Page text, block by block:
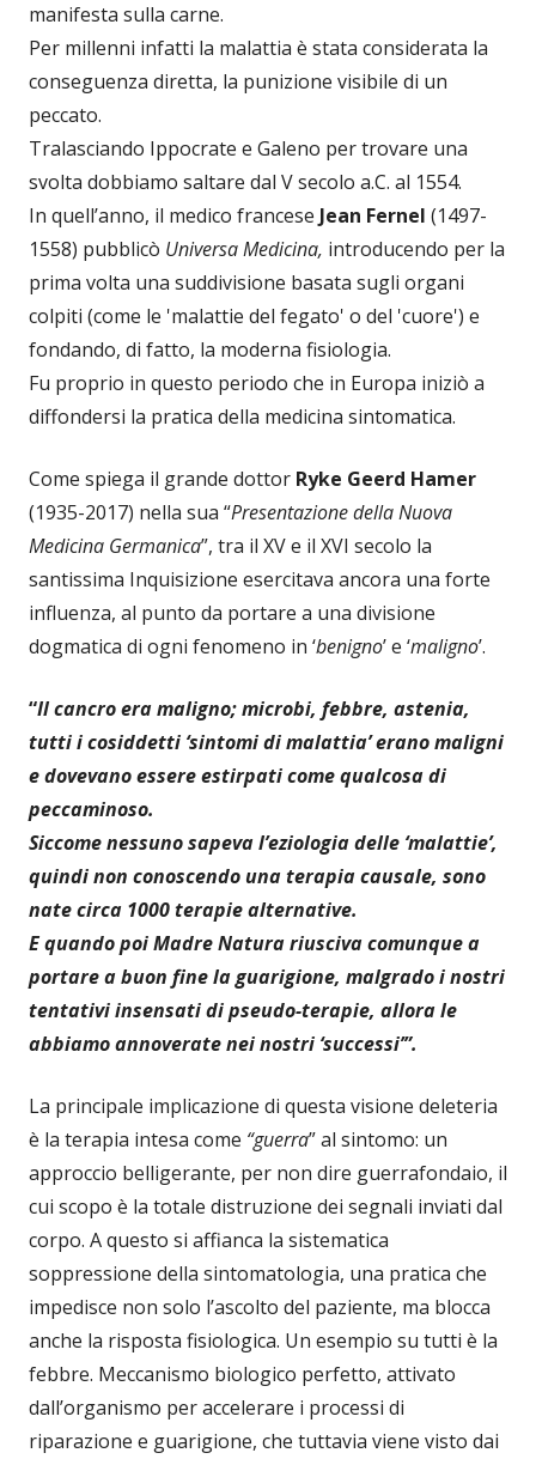
manifesta sulla carne.
Per millenni infatti la malattia è stata considerata la
conseguenza diretta, la punizione visibile di un
peccato.
Tralasciando Ippocrate e Galeno per trovare una
svolta dobbiamo saltare dal V secolo a.C. al 1554.
In quell’anno, il medico francese Jean Fernel (1497-
1558) pubblicò Universa Medicina, introducendo per la
prima volta una suddivisione basata sugli organi
colpiti (come le 'malattie del fegato' o del 'cuore') e
fondando, di fatto, la moderna fisiologia.
Fu proprio in questo periodo che in Europa iniziò a
diffondersi la pratica della medicina sintomatica.
Come spiega il grande dottor Ryke Geerd Hamer
(1935-2017) nella sua “Presentazione della Nuova
Medicina Germanica”, tra il XV e il XVI secolo la
santissima Inquisizione esercitava ancora una forte
influenza, al punto da portare a una divisione
dogmatica di ogni fenomeno in ‘benigno’ e ‘maligno’.
“Il cancro era maligno; microbi, febbre, astenia,
tutti i cosiddetti ‘sintomi di malattia’ erano maligni
e dovevano essere estirpati come qualcosa di
peccaminoso.
Siccome nessuno sapeva l’eziologia delle ‘malattie’,
quindi non conoscendo una terapia causale, sono
nate circa 1000 terapie alternative.
E quando poi Madre Natura riusciva comunque a
portare a buon fine la guarigione, malgrado i nostri
tentativi insensati di pseudo-terapie, allora le
abbiamo annoverate nei nostri ‘successi’”.
La principale implicazione di questa visione deleteria
è la terapia intesa come “guerra” al sintomo: un
approccio belligerante, per non dire guerrafondaio, il
cui scopo è la totale distruzione dei segnali inviati dal
corpo. A questo si affianca la sistematica
soppressione della sintomatologia, una pratica che
impedisce non solo l’ascolto del paziente, ma blocca
anche la risposta fisiologica. Un esempio su tutti è la
febbre. Meccanismo biologico perfetto, attivato
dall’organismo per accelerare i processi di
riparazione e guarigione, che tuttavia viene visto dai